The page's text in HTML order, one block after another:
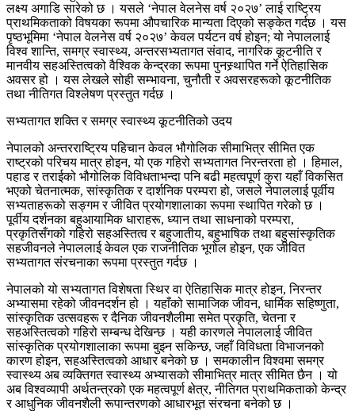
लक्ष्य अगाडि सारेको छ । यसले ‘नेपाल वेलनेस वर्ष २०२७’ लाई राष्ट्रिय
प्राथमिकताको विषयका रूपमा औपचारिक मान्यता दिएको सङ्केत गर्दछ । यस
पृष्ठभूमिमा ‘नेपाल वेलनेस वर्ष २०२७’ केवल पर्यटन वर्ष होइन; यो नेपाललाई
विश्व शान्ति, समग्र स्वास्थ्य, अन्तरसभ्यतागत संवाद, नागरिक कूटनीति र
मानवीय सहअस्तित्वको वैश्विक केन्द्रका रूपमा पुनस्र्थापित गर्ने ऐतिहासिक
अवसर हो । यस लेखले सोही सम्भावना, चुनौती र अवसरहरूको कूटनीतिक
तथा नीतिगत विश्लेषण प्रस्तुत गर्दछ ।
सभ्यतागत शक्ति र समग्र स्वास्थ्य कूटनीतिको उदय
नेपालको अन्तरराष्ट्रिय पहिचान केवल भौगोलिक सीमाभित्र सीमित एक
राष्ट्रको परिचय मात्र होइन, यो एक गहिरो सभ्यतागत निरन्तरता हो । हिमाल,
पहाड र तराईको भौगोलिक विविधताभन्दा पनि बढी महत्वपूर्ण कुरा यहाँ विकसित
भएको चेतनात्मक, सांस्कृतिक र दार्शनिक परम्परा हो, जसले नेपाललाई पूर्वीय
सभ्यताहरूको सङ्गम र जीवित प्रयोगशालाका रूपमा स्थापित गरेको छ ।
पूर्वीय दर्शनका बहुआयामिक धाराहरू, ध्यान तथा साधनाको परम्परा,
प्रकृतिसँगको गहिरो सहअस्तित्व र बहुजातीय, बहुभाषिक तथा बहुसांस्कृतिक
सहजीवनले नेपाललाई केवल एक राजनीतिक भूगोल होइन, एक जीवित
सभ्यतागत संरचनाका रूपमा प्रस्तुत गर्दछ ।
नेपालको यो सभ्यतागत विशेषता स्थिर वा ऐतिहासिक मात्र होइन, निरन्तर
अभ्यासमा रहेको जीवनदर्शन हो । यहाँको सामाजिक जीवन, धार्मिक सहिष्णुता,
सांस्कृतिक उत्सवहरू र दैनिक जीवनशैलीमा समेत प्रकृति, चेतना र
सहअस्तित्वको गहिरो सम्बन्ध देखिन्छ । यही कारणले नेपाललाई जीवित
सांस्कृतिक प्रयोगशालाका रूपमा बुझ्न सकिन्छ, जहाँ विविधता विभाजनको
कारण होइन, सहअस्तित्वको आधार बनेको छ । समकालीन विश्वमा समग्र
स्वास्थ्य अब व्यक्तिगत स्वास्थ्य अभ्यासको सीमाभित्र मात्र सीमित छैन । यो
अब विश्वव्यापी अर्थतन्त्रको एक महत्वपूर्ण क्षेत्र, नीतिगत प्राथमिकताको केन्द्र
र आधुनिक जीवनशैली रूपान्तरणको आधारभूत संरचना बनेको छ ।